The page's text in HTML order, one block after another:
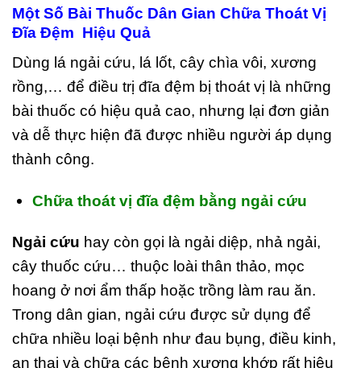
Một Số Bài Thuốc Dân Gian Chữa Thoát Vị
Đĩa Đệm Hiệu Quả
Dùng lá ngải cứu, lá lốt, cây chìa vôi, xương
rồng,… để điều trị đĩa đệm bị thoát vị là những
bài thuốc có hiệu quả cao, nhưng lại đơn giản
và dễ thực hiện đã được nhiều người áp dụng
thành công.
Chữa thoát vị đĩa đệm bằng ngải cứu
Ngải cứu hay còn gọi là ngải diệp, nhả ngải,
cây thuốc cứu… thuộc loài thân thảo, mọc
hoang ở nơi ẩm thấp hoặc trồng làm rau ăn.
Trong dân gian, ngải cứu được sử dụng để
chữa nhiều loại bệnh như đau bụng, điều kinh,
an thai và chữa các bệnh xương khớp rất hiệu